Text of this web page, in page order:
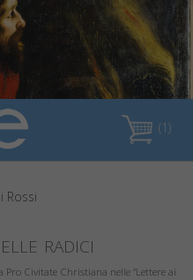
(1)
Rossi
radici
Civitate Christiana nelle “Lettere ai